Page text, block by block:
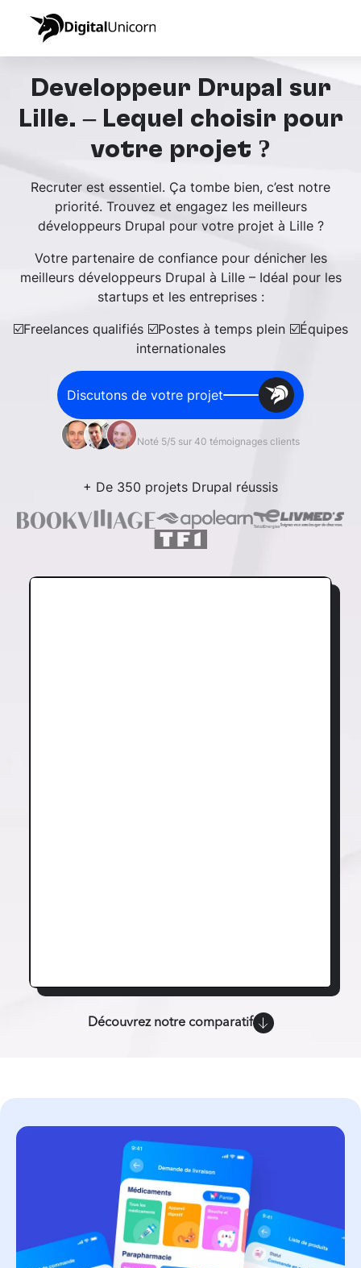
Développeur Drupal sur
Lille. – Lequel choisir pour
votre projet ?
Recruter est essentiel. Ça tombe bien, c’est notre
priorité. Trouvez et engagez les meilleurs
développeurs Drupal pour votre projet à Lille ?
Votre partenaire de confiance pour dénicher les
meilleurs développeurs Drupal à Lille – Idéal pour les
startups et les entreprises :
☑️Freelances qualifiés ☑️Postes à temps plein ☑️Équipes
internationales
Discutons de votre projet
Noté 5/5 sur 40 témoignages clients
+ De 350 projets Drupal réussis
Découvrez notre comparatif